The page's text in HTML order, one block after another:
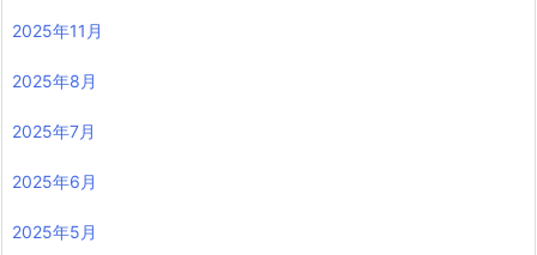
2025年11月
2025年8月
2025年7月
2025年6月
2025年5月